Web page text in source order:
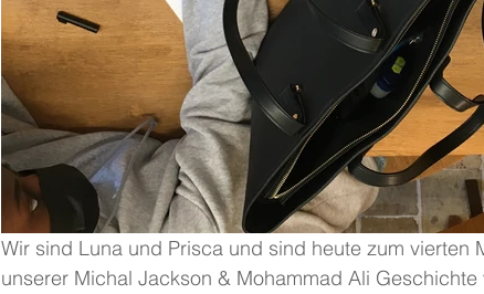
Wir sind Luna und Prisca und sind heute zum vierten
unserer Michal Jackson & Mohammad Ali